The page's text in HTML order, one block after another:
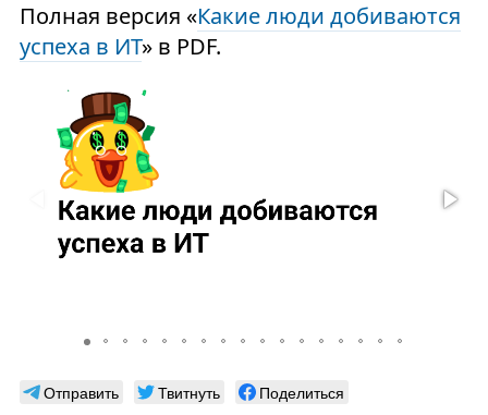
Полная версия «Какие люди добиваются
успеха в ИТ» в PDF.
Отправить Твитнуть
Поделиться